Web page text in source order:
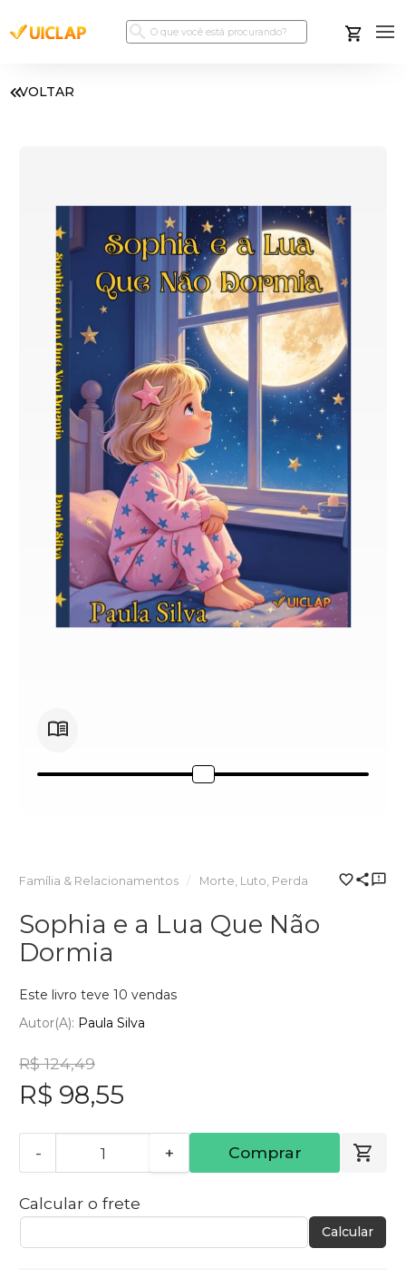
VOLTAR
Família & Relacionamentos Morte, Luto, Perda
Sophia e a Lua Que Não
Dormia
Este livro teve 10 vendas
Autor(a): Paula Silva
R$ 124,49
R$ 98,55
- + Comprar
Calcular o frete
Calcular